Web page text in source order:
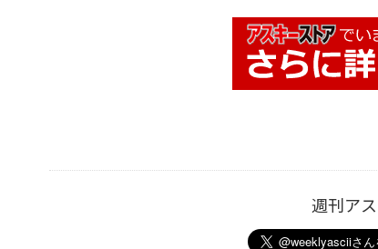
週刊ア